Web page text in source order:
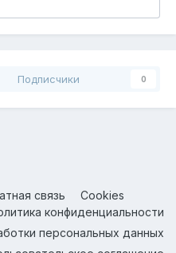
Подписчики 0
связь
Cookies
конфиденциальности
персональных данных